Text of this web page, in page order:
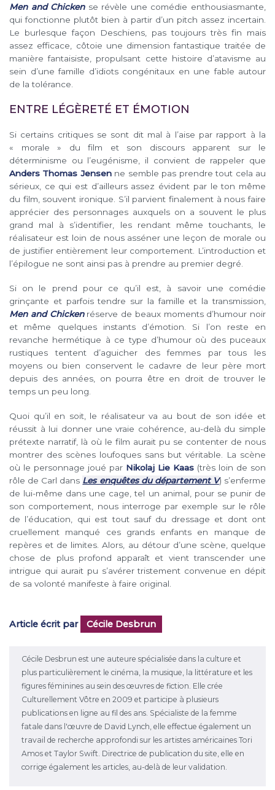
Men and Chickense révèle une comédie enthousiasmante,
qui fonctionne plutôt bien à partir d’un pitch assez incertain.
Le burlesque façon Deschiens, pas toujours très fin mais
assez efficace, côtoie une dimension fantastique traitée de
manière fantaisiste, propulsant cette histoire d’atavisme au
sein d’une famille d’idiots congénitaux en une fable autour
de la tolérance.
ENTRE LÉGÈRETÉ ET ÉMOTION
Si certains critiques se sont dit mal à l’aise par rapport à la
« morale » du film et son discours apparent sur le
déterminisme ou l’eugénisme, il convient de rappeler que
Anders Thomas Jensenne semble pas prendre tout cela au
sérieux, ce qui est d’ailleurs assez évident par le ton même
du film, souvent ironique. S’il parvient finalement à nous faire
apprécier des personnages auxquels on a souvent le plus
grand mal à s’identifier, les rendant même touchants, le
réalisateur est loin de nous asséner une leçon de morale ou
de justifier entièrement leur comportement. L’introduction et
l’épilogue ne sont ainsi pas à prendre au premier degré.
Si on le prend pour ce qu’il est, à savoir une comédie
grinçante et parfois tendre sur la famille et la transmission,
Men and Chickenréserve de beaux moments d’humour noir
et même quelques instants d’émotion. Si l’on reste en
revanche hermétique à ce type d’humour où des puceaux
rustiques tentent d’aguicher des femmes par tous les
moyens ou bien conservent le cadavre de leur père mort
depuis des années, on pourra être en droit de trouver le
temps un peu long.
Quoi qu’il en soit, le réalisateur va au bout de son idée et
réussit à lui donner une vraie cohérence, au-delà du simple
prétexte narratif, là où le film aurait pu se contenter de nous
montrer des scènes loufoques sans but véritable. La scène
où le personnage joué par Nikolaj Lie Kaas (très loin de son
rôle de Carl dans Les enquêtes du département V) s’enferme
de lui-même dans une cage, tel un animal, pour se punir de
son comportement, nous interroge par exemple sur le rôle
de l’éducation, qui est tout sauf du dressage et dont ont
cruellement manqué ces grands enfants en manque de
repères et de limites. Alors, au détour d’une scène, quelque
chose de plus profond apparaît et vient transcender une
intrigue qui aurait pu s’avérer tristement convenue en dépit
de sa volonté manifeste à faire original.
Article écrit par Cécile Desbrun
Cécile Desbrun est une auteure spécialisée dans la culture et
plus particulièrement le cinéma, la musique, la littérature et les
figures féminines au sein des œuvres de fiction. Elle crée
Culturellement Vôtre en 2009 et participe à plusieurs
publications en ligne au fil des ans. Spécialiste de la femme
fatale dans l'œuvre de David Lynch, elle effectue également un
travail de recherche approfondi sur les artistes américaines Tori
Amos et Taylor Swift. Directrice de publication du site, elle en
corrige également les articles, au-delà de leur validation.